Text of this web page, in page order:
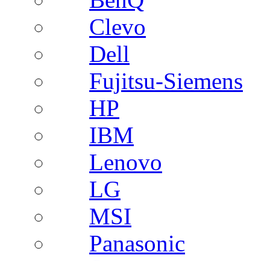
Clevo
Dell
Fujitsu-Siemens
HP
IBM
Lenovo
LG
MSI
Panasonic